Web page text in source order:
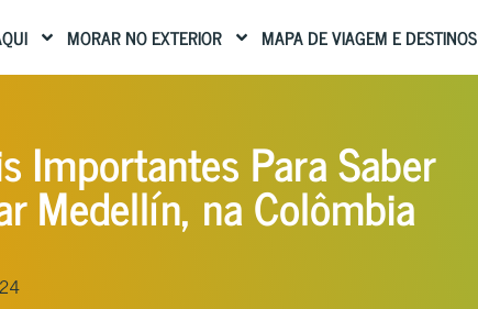
MORAR NO EXTERIOR MAPA DE VIAGEM E DESTINOS
Importantes Para Saber
Medellín, na Colômbia